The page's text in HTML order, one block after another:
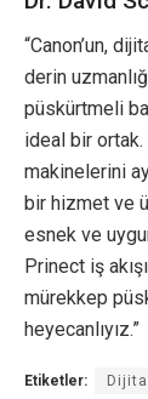
“Canon’un,
derin
püskürtmeli
ideal bir ortak.
makinelerini
bir hizmet ve
esnek ve
Prinect iş
mürekkep
heyecanlıyız.”
Etiketler: